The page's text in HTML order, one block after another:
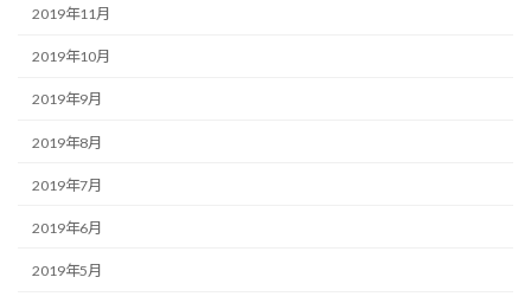
2019年11月
2019年10月
2019年9月
2019年8月
2019年7月
2019年6月
2019年5月